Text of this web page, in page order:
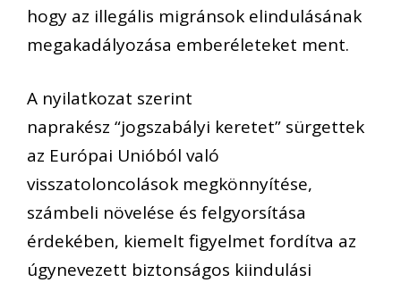
hogy az illegális migránsok elindulásának
megakadályozása emberéleteket ment.
A nyilatkozat szerint
naprakész “jogszabályi keretet” sürgettek
az Európai Unióból való
visszatoloncolások megkönnyítése,
számbeli növelése és felgyorsítása
érdekében, kiemelt figyelmet fordítva az
úgynevezett biztonságos kiindulási